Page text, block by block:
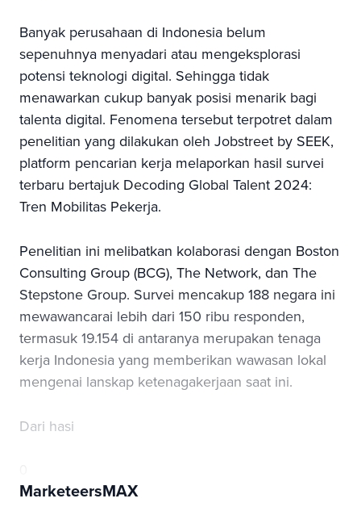
Banyak perusahaan di Indonesia belum
sepenuhnya menyadari atau mengeksplorasi
potensi teknologi digital. Sehingga tidak
menawarkan cukup banyak posisi menarik bagi
talenta digital. Fenomena tersebut terpotret dalam
penelitian yang dilakukan oleh Jobstreet by SEEK,
platform pencarian kerja melaporkan hasil survei
terbaru bertajuk Decoding Global Talent 2024:
Tren Mobilitas Pekerja.
Penelitian ini melibatkan kolaborasi dengan Boston
Consulting Group (BCG), The Network, dan The
Stepstone Group. Survei mencakup 188 negara ini
mewawancarai lebih dari 150 ribu responden,
termasuk 19.154 di antaranya merupakan tenaga
kerja Indonesia yang memberikan wawasan lokal
mengenai lanskap ketenagakerjaan saat ini.
Dari hasi
MarketeersMAX